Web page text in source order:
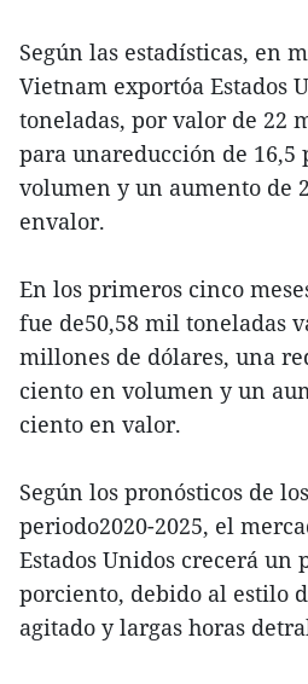
Según las estadísticas, en
Vietnam exportóa Estados
toneladas, por valor de 22
para unareducción de 16,5
volumen y un aumento de
envalor.
En los primeros cinco
fue de50,58 mil toneladas
millones de dólares, una
ciento en volumen y un
ciento en valor.
Según los pronósticos de
periodo2020-2025, el
Estados Unidos crecerá un
porciento, debido al estilo
agitado y largas horas